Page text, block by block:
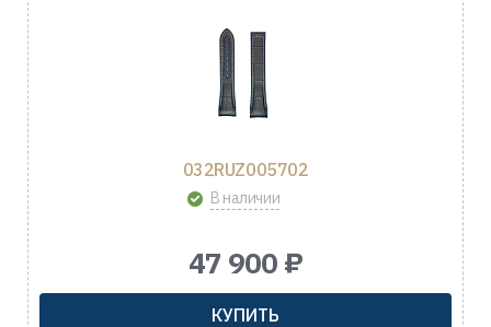
032RUZ005702
В наличии
47 900 ₽
КУПИТЬ